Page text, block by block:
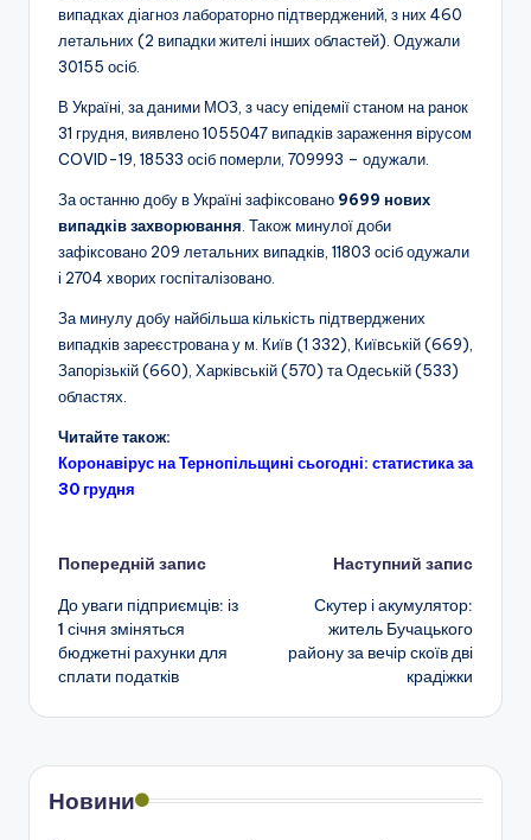
випадках діагноз лабораторно підтверджений, з них 460
летальних (2 випадки жителі інших областей). Одужали
30155 осіб.
В Україні, за даними МОЗ, з часу епідемії станом на ранок
31 грудня, виявлено 1055047 випадків зараження вірусом
COVID-19, 18533 осіб померли, 709993 – одужали.
За останню добу в Україні зафіксовано 9699 нових
випадків захворювання. Також минулої доби
зафіксовано 209 летальних випадків, 11803 осіб одужали
і 2704 хворих госпіталізовано.
За минулу добу найбільша кількість підтверджених
випадків зареєстрована у м. Київ (1 332), Київській (669),
Запорізькій (660), Харківській (570) та Одеській (533)
областях.
Читайте також:
Коронавірус на Тернопільщині сьогодні: статистика за
30 грудня
Навігація
по
запису
Попередній запис
До уваги підприємців: із
1 січня зміняться
бюджетні рахунки для
сплати податків
Наступний запис
Скутер і акумулятор:
житель Бучацького
району за вечір скоїв дві
крадіжки
Новини